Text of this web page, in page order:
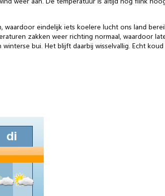
eindelijk iets koelere lucht ons land
zakken weer richting normaal, waardoor
bui. Het blijft daarbij wisselvallig. Echt